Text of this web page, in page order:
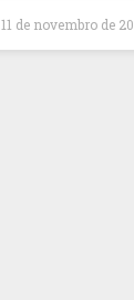
11 de novembro de